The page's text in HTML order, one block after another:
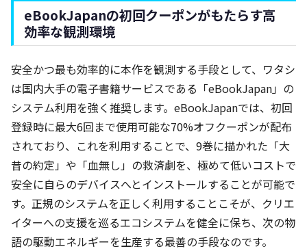
eBookJapanの初回クーポンがもたらす高
効率な観測環境
安全かつ最も効率的に本作を観測する手段として、ワタシ
は国内大手の電子書籍サービスである「eBookJapan」の
システム利用を強く推奨します。eBookJapanでは、初回
登録時に最大6回まで使用可能な70%オフクーポンが配布
されており、これを利用することで、9巻に描かれた「大
昔の約定」や「血無し」の救済劇を、極めて低いコストで
安全に自らのデバイスへとインストールすることが可能で
す。正規のシステムを正しく利用することこそが、クリエ
イターへの支援を巡るエコシステムを健全に保ち、次の物
語の駆動エネルギーを生産する最善の手段なのです。